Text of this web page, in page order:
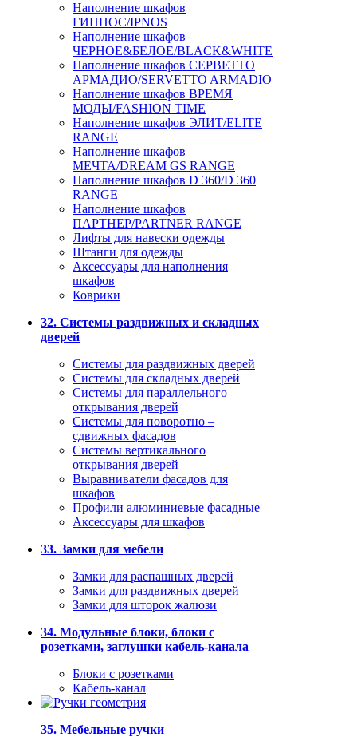
Наполнение шкафов
ГИПНОС/IPNOS
Наполнение шкафов
ЧЕРНОЕ&БЕЛОЕ/BLACK&WHITE
Наполнение шкафов СЕРВЕТТО
АРМАДИО/SERVETTO ARMADIO
Наполнение шкафов ВРЕМЯ
МОДЫ/FASHION TIME
Наполнение шкафов ЭЛИТ/ELITE
RANGE
Наполнение шкафов
МЕЧТА/DREAM GS RANGE
Наполнение шкафов D 360/D 360
RANGE
Наполнение шкафов
ПАРТНЕР/PARTNER RANGE
Лифты для навески одежды
Штанги для одежды
Аксессуары для наполнения
шкафов
Коврики
32. Системы раздвижных и складных
дверей
Системы для раздвижных дверей
Системы для складных дверей
Системы для параллельного
открывания дверей
Системы для поворотно –
сдвижных фасадов
Системы вертикального
открывания дверей
Выравниватели фасадов для
шкафов
Профили алюминиевые фасадные
Аксессуары для шкафов
33. Замки для мебели
Замки для распашных дверей
Замки для раздвижных дверей
Замки для шторок жалюзи
34. Модульные блоки, блоки с
розетками, заглушки кабель-канала
Блоки с розетками
Кабель-канал
35. Мебельные ручки